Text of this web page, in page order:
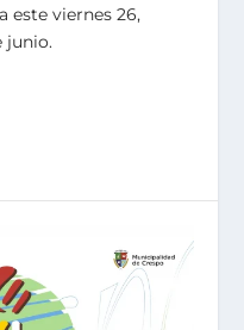
este viernes 26,
junio.